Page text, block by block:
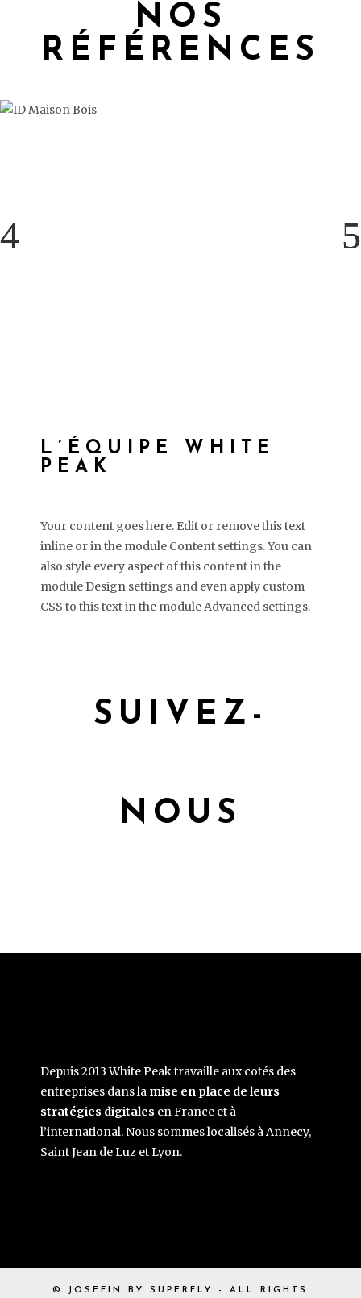
NOS
RÉFÉRENCES
L’ÉQUIPE WHITE
PEAK
Your content goes here. Edit or remove this text
inline or in the module Content settings. You can
also style every aspect of this content in the
module Design settings and even apply custom
CSS to this text in the module Advanced settings.
SUIVEZ-
NOUS
Depuis 2013 White Peak travaille aux cotés des
entreprises dans la mise en place de leurs
stratégies digitales en France et à
l’international. Nous sommes localisés à Annecy,
Saint Jean de Luz et Lyon.
© JOSEFIN BY SUPERFLY - ALL RIGHTS